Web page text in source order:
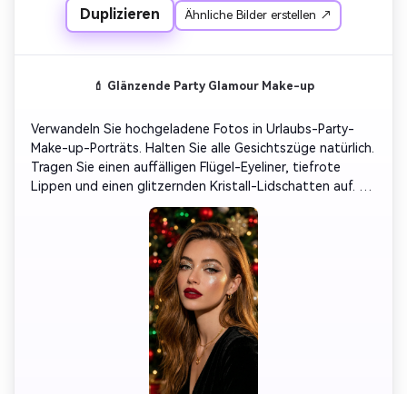
Duplizieren Ähnliche Bilder erstellen ↗
💄 Glänzende Party Glamour Make-up
Verwandeln Sie hochgeladene Fotos in Urlaubs-Party-
Make-up-Porträts. Halten Sie alle Gesichtszüge natürlich.
Tragen Sie einen auffälligen Flügel-Eyeliner, tiefrote
Lippen und einen glitzernden Kristall-Lidschatten auf.
Intensive Partybeleuchtung, lebendige festliche Farben,
filmische Schärfentiefe, ultra-detaillierte hochauflösende